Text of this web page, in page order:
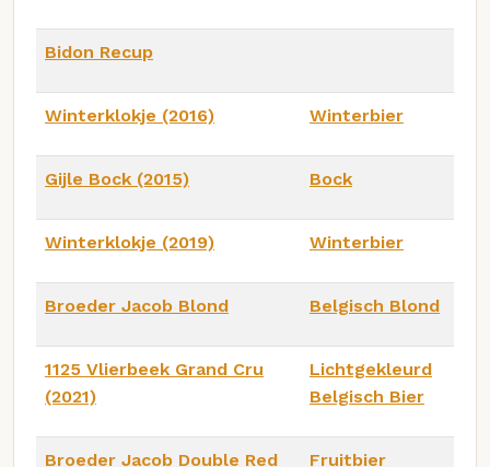
Bidon Recup
Winterklokje (2016) Winterbier
Gijle Bock (2015) Bock
Winterklokje (2019) Winterbier
Broeder Jacob Blond Belgisch Blond
1125 Vlierbeek Grand Cru
(2021)
Lichtgekleurd
Belgisch Bier
Broeder Jacob Double Red Fruitbier